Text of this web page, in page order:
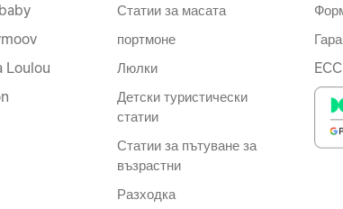
Loulou
Статии за масата
портмоне
Люлки
Детски туристически
статии
Статии за пътуване за
възрастни
Разходка
ECC